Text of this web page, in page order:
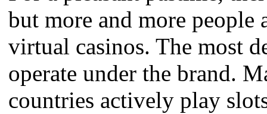
but more and more people
virtual casinos. The most
operate under the brand.
countries actively play